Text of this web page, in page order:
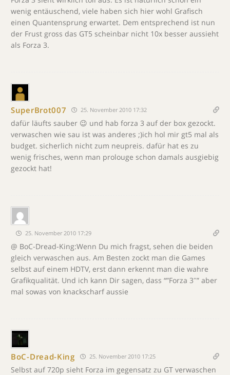
wenig entäuschend, viele haben sich hier wohl Grafisch
einen Quantensprung erwartet. Dem entsprechend ist nun
der Frust gross das GT5 scheinbar nicht 10x besser aussieht
als Forza 3.
SuperBrot007 25. November 2010 17:32
dafür läufts sauber 😉 und hab forza 3 auf der box gezockt.
verwaschen wie sau ist was anderes ;)ich hol mir gt5 mal als
budget. sicherlich nicht zum neupreis. dafür hat es zu
wenig frisches, wenn man prolouge schon damals ausgiebig
gezockt hat!
25. November 2010 17:29
@ BoC-Dread-King:Wenn Du mich fragst, sehen die beiden
gleich verwaschen aus. Am Besten zockt man die Games
selbst auf einem HDTV, erst dann erkennt man die wahre
Grafikqualität. Und ich kann Dir sagen, dass “”Forza 3″” aber
mal sowas von knackscharf aussie
BoC-Dread-King 25. November 2010 17:25
Selbst auf 720p sieht Forza im gegensatz zu GT verwaschen